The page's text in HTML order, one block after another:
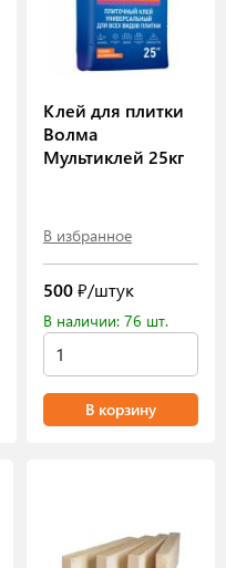
Клей для плитки
Волма
Мультиклей 25кг
В избранное
500₽/штук
В наличии: 76 шт.
В корзину